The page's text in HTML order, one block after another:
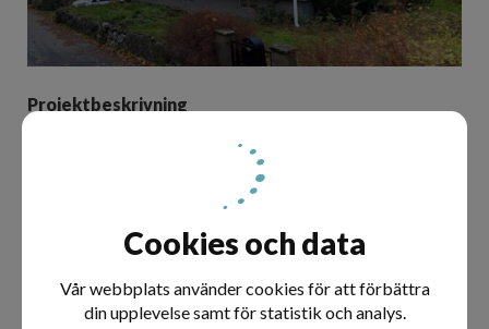
Malek Gesher
malek@dahlmark.se
070-7777209
Projektbeskrivning
utfört byte av ny vattenledning samt avlopp.
Cookies och data
Vår webbplats använder cookies för att förbättra
din upplevelse samt för statistik och analys.